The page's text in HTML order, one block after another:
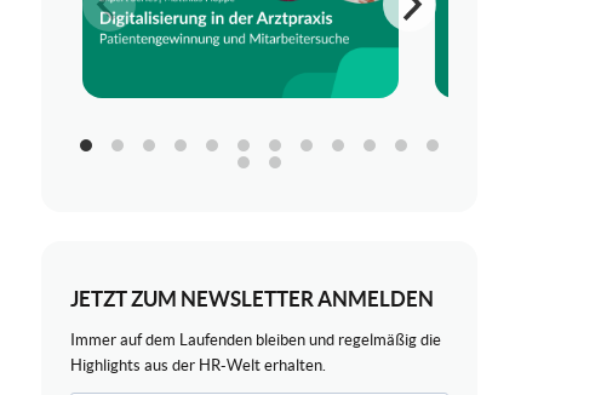
JETZT ZUM NEWSLETTER ANMELDEN
Immer auf dem Laufenden bleiben und regelmäßig die
Highlights aus der HR-Welt erhalten.